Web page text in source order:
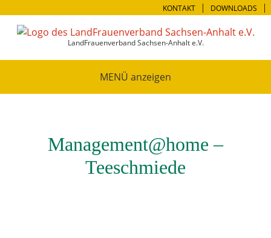
KONTAKT DOWNLOADS
LandFrauenverband Sachsen-Anhalt e.V.
MENÜ
Management@home –
Teeschmiede